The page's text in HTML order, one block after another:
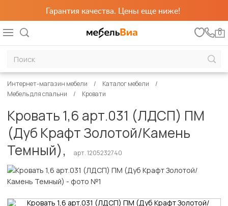
Гарантия качества. Цены еще ниже!
0
Интернет-магазин мебели
Каталог мебели
Мебель для спальни
Кровати
Кровать 1,6 арт.031 (ЛДСП) ПМ
(Дуб Крафт Золотой/Камень
Темный),
арт. 1205232740